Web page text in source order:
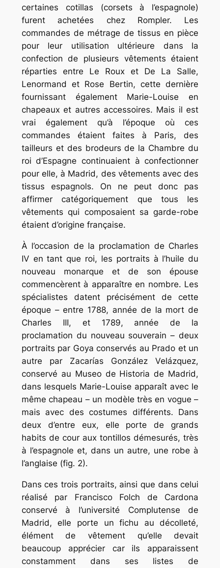
certaines cotillas (corsets à l’espagnole)
furent achetées chez Rompler. Les
commandes de métrage de tissus en pièce
pour leur utilisation ultérieure dans la
confection de plusieurs vêtements étaient
réparties entre Le Roux et De La Salle,
Lenormand et Rose Bertin, cette dernière
fournissant également Marie-Louise en
chapeaux et autres accessoires. Mais il est
vrai également qu’à l’époque où ces
commandes étaient faites à Paris, des
tailleurs et des brodeurs de la Chambre du
roi d’Espagne continuaient à confectionner
pour elle, à Madrid, des vêtements avec des
tissus espagnols. On ne peut donc pas
affirmer catégoriquement que tous les
vêtements qui composaient sa garde-robe
étaient d’origine française.
À l’occasion de la proclamation de Charles
IV en tant que roi, les portraits à l’huile du
nouveau monarque et de son épouse
commencèrent à apparaître en nombre. Les
spécialistes datent précisément de cette
époque – entre 1788, année de la mort de
Charles III, et 1789, année de la
proclamation du nouveau souverain – deux
portraits par Goya conservés au Prado et un
autre par Zacarías González Velázquez,
conservé au Museo de Historia de Madrid,
dans lesquels Marie-Louise apparaît avec le
même chapeau – un modèle très en vogue –
mais avec des costumes différents. Dans
deux d’entre eux, elle porte de grands
habits de cour aux tontillos démesurés, très
à l’espagnole et, dans un autre, une robe à
l’anglaise (fig. 2).
Dans ces trois portraits, ainsi que dans celui
réalisé par Francisco Folch de Cardona
conservé à l’université Complutense de
Madrid, elle porte un fichu au décolleté,
élément de vêtement qu’elle devait
beaucoup apprécier car ils apparaissent
constamment dans ses listes de